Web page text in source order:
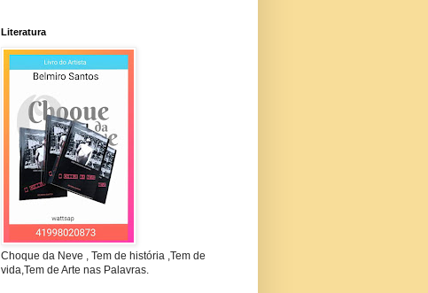
Literatura
Choque da Neve , Tem de história ,Tem de
vida,Tem de Arte nas Palavras.